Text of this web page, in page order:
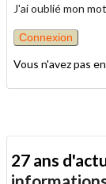
J'ai oublié mon
Vous n'avez pas
27 ans